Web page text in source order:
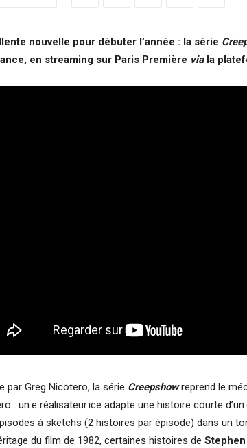
nouvelle pour débuter l’année : la série
en streaming sur Paris Première viala
par Greg Nicotero, la série Creepshowreprend le
: un.e réalisateur.ice adapte une histoire courte
à sketchs (2 histoires par épisode) dans un
du film de 1982, certaines histoires de